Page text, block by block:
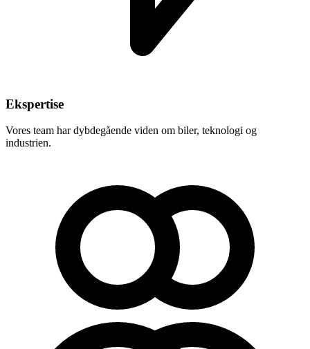
Ekspertise
Vores team har dybdegående viden om biler, teknologi og
industrien.